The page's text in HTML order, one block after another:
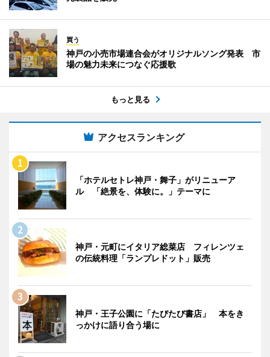
買う
神戸の小売市場連合会がオリジナルソング発表 市
場の魅力未来につなぐ応援歌
もっと見る
アクセスランキング
「ホテルセトレ神戸・舞子」がリニューア
ル 「絶景を、体験に。」テーマに
神戸・元町にイタリア総菜店 フィレンツェ
の伝統料理「ランプレドット」販売
神戸・王子公園に「たびたび書店」 本をき
っかけに語り合う場に